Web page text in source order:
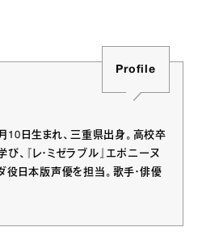
Profile
10日生まれ、三重県出身。高校卒
、『レ・ミゼラブル』エポニーヌ
役日本版声優を担当。歌手・俳優